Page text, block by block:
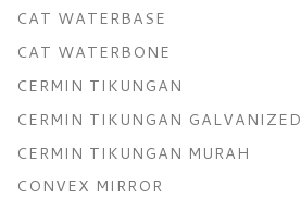
CAT WATERBASE
CAT WATERBONE
CERMIN TIKUNGAN
CERMIN TIKUNGAN GALVANIZED
CERMIN TIKUNGAN MURAH
CONVEX MIRROR